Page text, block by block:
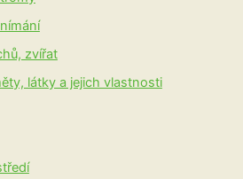
zvířat
látky a jejich vlastnosti